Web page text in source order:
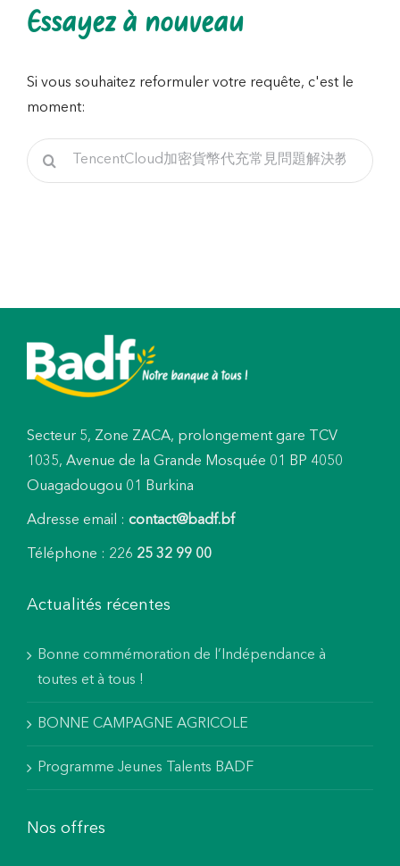
Essayez à nouveau
Si vous souhaitez reformuler votre requête, c'est le
moment:
Rechercher
Secteur 5, Zone ZACA, prolongement gare TCV
1035, Avenue de la Grande Mosquée 01 BP 4050
Ouagadougou 01 Burkina
Adresse email : contact@badf.bf
Téléphone : 226 25 32 99 00
Actualités récentes
Bonne commémoration de l’Indépendance à
toutes et à tous !
BONNE CAMPAGNE AGRICOLE
Programme Jeunes Talents BADF
Nos offres